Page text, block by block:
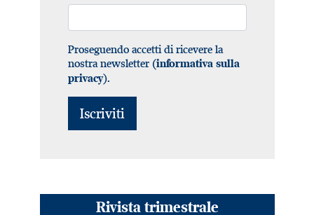
Proseguendo accetti di ricevere la
nostra newsletter (informativa sulla
privacy).
Rivista trimestrale